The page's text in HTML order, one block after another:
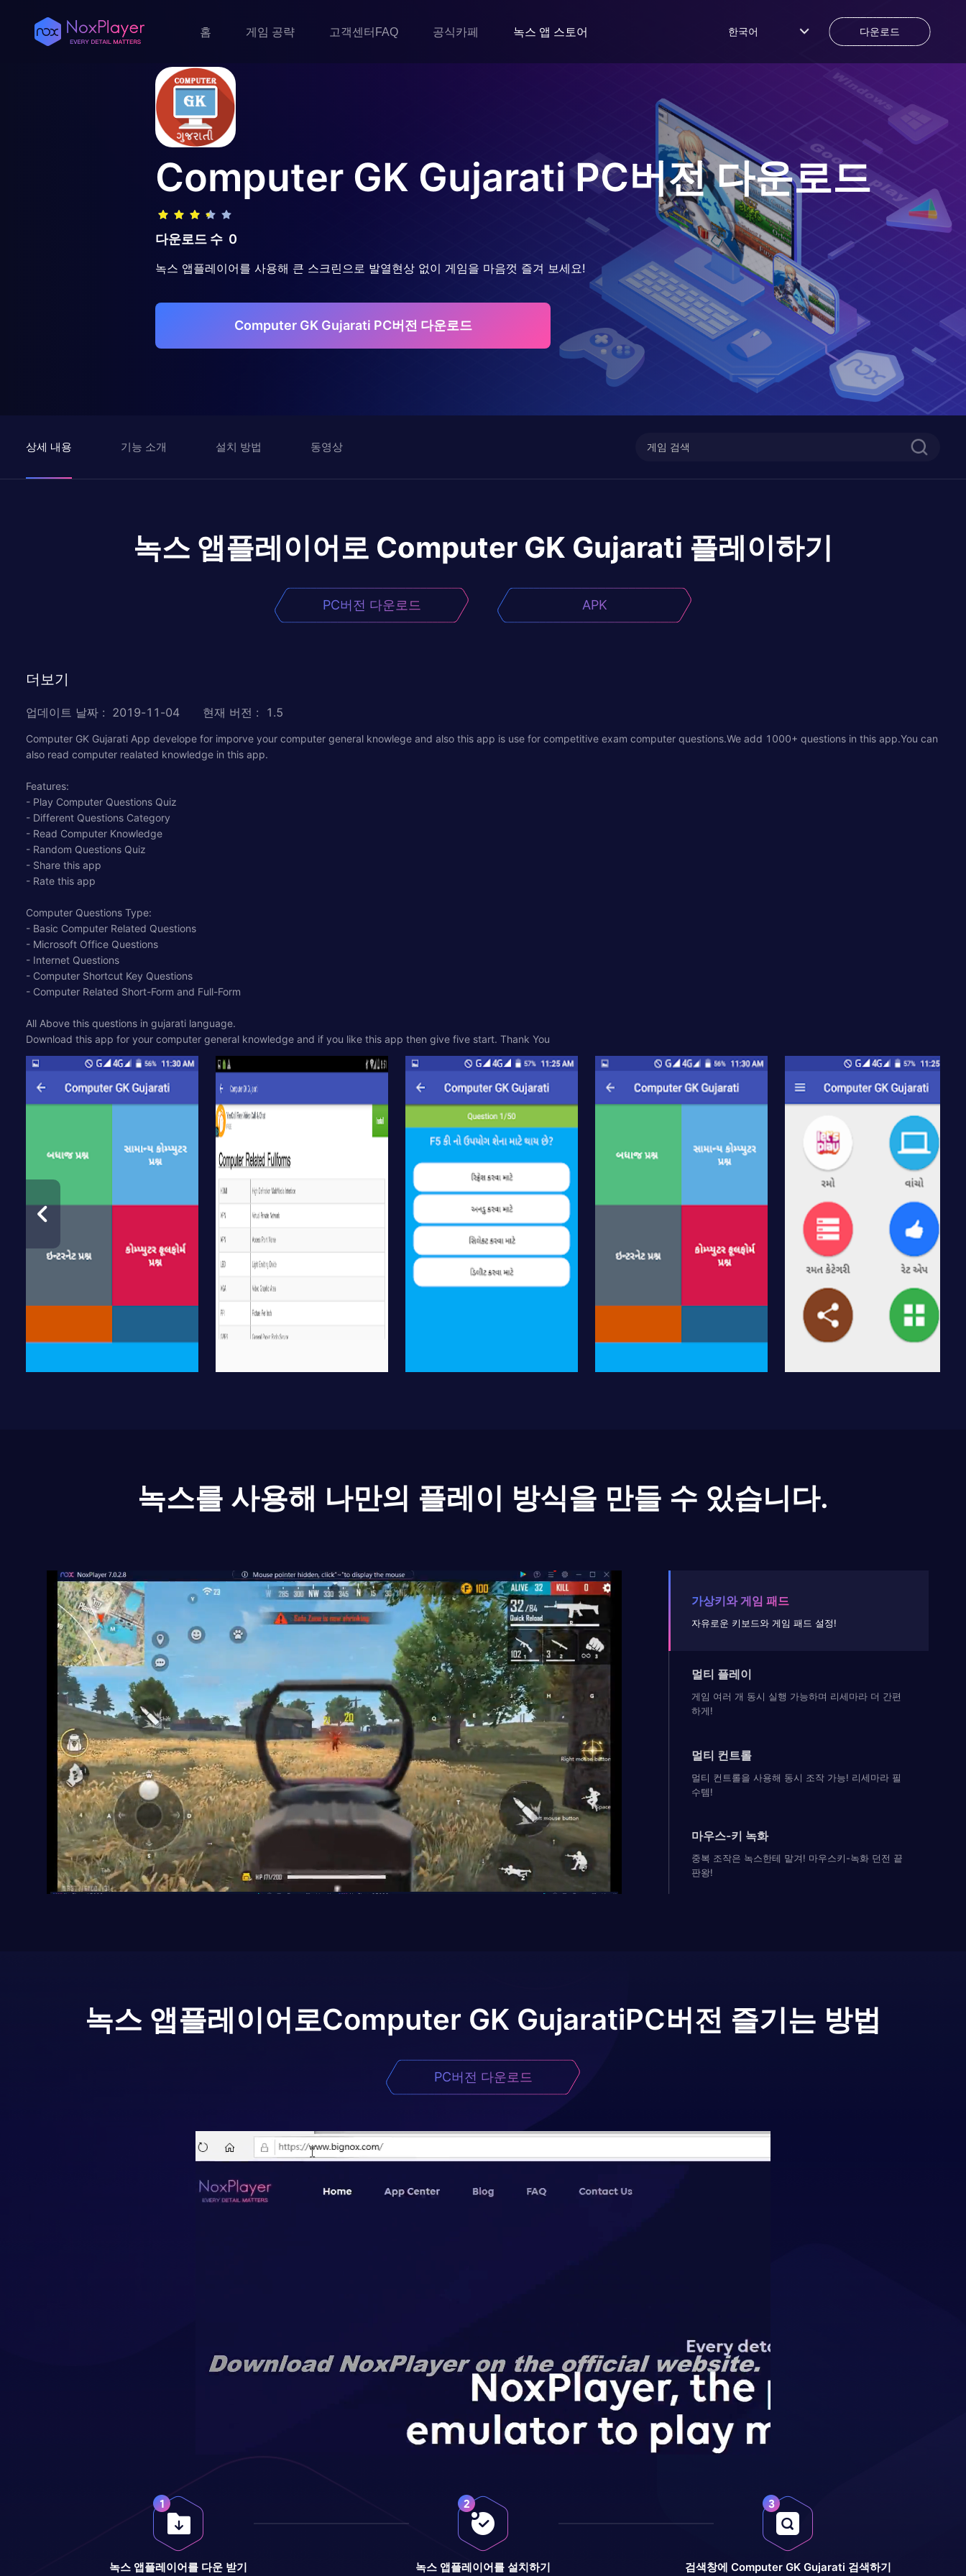
홈 게임 공략 고객센터FAQ 공식카페 녹스 앱 스토어 한국어 다운로드
Computer GK GujaratiPC버전 다운로드
다운로드 수 0
녹스 앱플레이어를 사용해 큰 스크린으로 발열현상 없이 게임을 마음껏 즐겨 보세요!
Computer GK Gujarati PC버전 다운로드
상세 내용 기능 소개 설치 방법 동영상
녹스 앱플레이어로 Computer GK Gujarati 플레이하기
PC버전 다운로드 APK
더보기
업데이트 날짜 : 2019-11-04 현재 버전 : 1.5
Computer GK Gujarati App develope for imporve your computer general knowlege and also this app is use for competitive exam computer questions.We add 1000+ questions in this app.You can
also read computer realated knowledge in this app.
Features:
- Play Computer Questions Quiz
- Different Questions Category
- Read Computer Knowledge
- Random Questions Quiz
- Share this app
- Rate this app
Computer Questions Type:
- Basic Computer Related Questions
- Microsoft Office Questions
- Internet Questions
- Computer Shortcut Key Questions
- Computer Related Short-Form and Full-Form
All Above this questions in gujarati language.
Download this app for your computer general knowledge and if you like this app then give five start. Thank You
녹스를 사용해 나만의 플레이 방식을 만들 수 있습니다.
가상키와 게임 패드
자유로운 키보드와 게임 패드 설정!
멀티 플레이
게임 여러 개 동시 실행 가능하며 리세마라 더 간편
하게!
멀티 컨트롤
멀티 컨트롤을 사용해 동시 조작 가능! 리세마라 필
수템!
마우스-키 녹화
중복 조작은 녹스한테 맡겨! 마우스키-녹화 던전 끝
판왕!
녹스 앱플레이어로Computer GK GujaratiPC버전 즐기는 방법
PC버전 다운로드
녹스 앱플레이어를 다운 받기 녹스 앱플레이어를 설치하기 검색창에 Computer GK Gujarati 검색하기